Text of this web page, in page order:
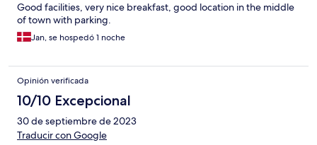
Good facilities, very nice breakfast, good location in the middle
of town with parking.
Jan, se hospedó 1 noche
Opinión verificada
10/10 Excepcional
30 de septiembre de 2023
Traducir con Google